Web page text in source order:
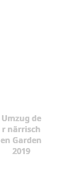
Umzug de
r närrisch
en Garden
2019